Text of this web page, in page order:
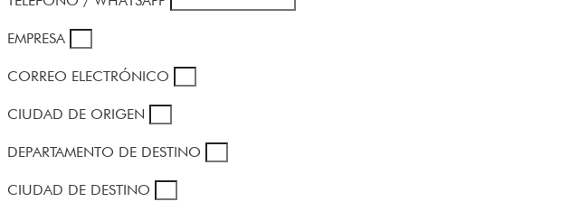
EMPRESA
CORREO ELECTRÓNICO
CIUDAD DE ORIGEN
DEPARTAMENTO DE DESTINO
CIUDAD DE DESTINO